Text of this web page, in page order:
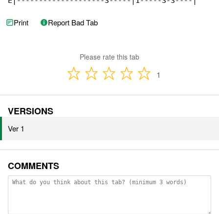
Print Report Bad Tab
Please rate this tab
1
VERSIONS
Ver 1
COMMENTS